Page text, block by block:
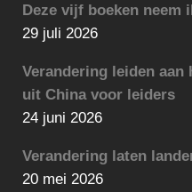
Deze vijf boeken neem
29 juli 2026
Verandering leiden aan
uit China voor leiders
24 juni 2026
Verandering laten
20 mei 2026